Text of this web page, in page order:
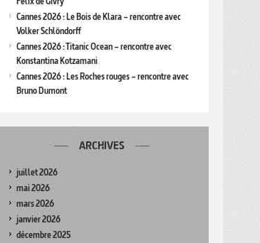
Cannes 2026 : Le Bois de Klara – rencontre avec
Volker Schlöndorff
Cannes 2026 : Titanic Ocean – rencontre avec
Konstantina Kotzamani
Cannes 2026 : Les Roches rouges – rencontre avec
Bruno Dumont
ARCHIVES
juillet 2026
mai 2026
mars 2026
janvier 2026
décembre 2025